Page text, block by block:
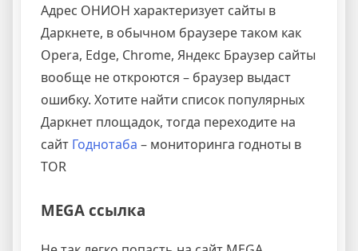
Адрес ОНИОН характеризует сайты в
Даркнете, в обычном браузере таком как
Opera, Edge, Chrome, Яндекс Браузер сайты
вообще не откроются – браузер выдаст
ошибку. Хотите найти список популярных
Даркнет площадок, тогда переходите на
сайт Годнотаба – мониторинга годноты в
TOR
MEGA ссылка